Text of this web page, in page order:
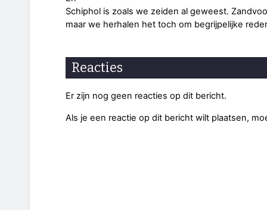
Schiphol is zoals we zeiden al geweest.
maar we herhalen het toch om begrijpelijke
Reacties
Er zijn nog geen reacties op dit bericht.
Als je een reactie op dit bericht wilt plaatsen,